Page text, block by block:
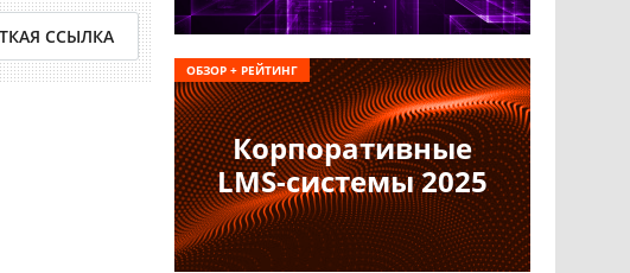
ССЫЛКА
Корпоративные
LMS-системы 2025
ОБЗОР + РЕЙТИНГ